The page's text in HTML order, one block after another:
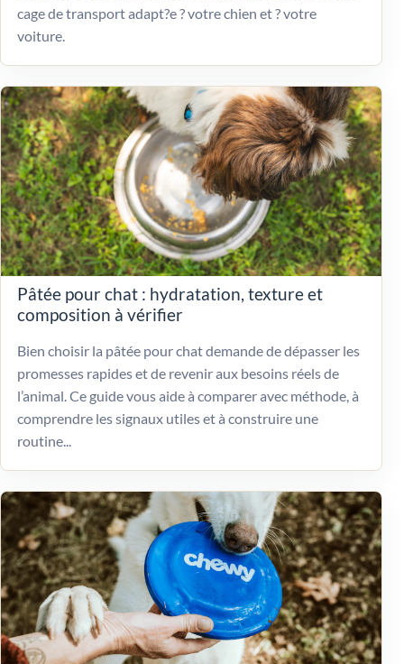
cage de transport adapt?e ? votre chien et ? votre
voiture.
Pâtée pour chat : hydratation, texture et
composition à vérifier
Bien choisir la pâtée pour chat demande de dépasser les
promesses rapides et de revenir aux besoins réels de
l’animal. Ce guide vous aide à comparer avec méthode, à
comprendre les signaux utiles et à construire une
routine...